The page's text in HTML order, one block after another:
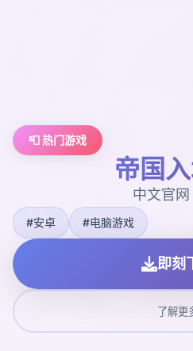
📮 热门游戏
帝国
中文官网
#安卓 #电脑游戏
即刻
了解更